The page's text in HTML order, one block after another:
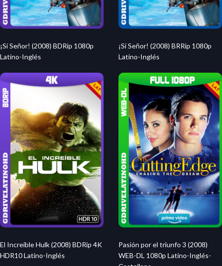
¡Sí Señor! (2008) BDRip 1080p
Latino-Inglés
¡Sí Señor! (2008) BRRip 1080p
Latino-Inglés
El Increíble Hulk (2008) BDRip 4K
HDR10 Latino-Inglés
Pasión por el triunfo 3 (2008)
WEB-DL 1080p Latino-Inglés-